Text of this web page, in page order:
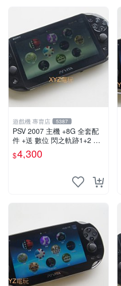
遊戲機 專賣店 5387
PSV 2007 主機 +8G 全套配
件 +送 數位 閃之軌跡1+2 保
修一年 品質有保障
$4,300